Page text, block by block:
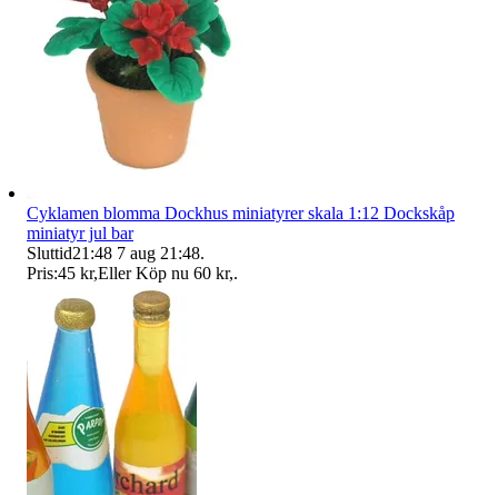
Cyklamen blomma Dockhus miniatyrer skala 1:12 Dockskåp
miniatyr jul bar
Sluttid21:48 7 aug 21:48.
Pris:45 kr,Eller Köp nu 60 kr,.